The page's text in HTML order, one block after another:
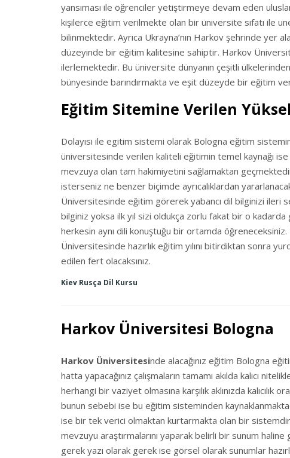
yansıması ile öğrenciler yetiştirmeye devam eden
kişilerce eğitim verilmekte olan bir üniversite sıfatı ile
bilinmektedir. Ayrıca Ukrayna’nın Harkov şehrinde yer
düzeyinde bir eğitim kalitesine sahiptir. Harkov
ilerlemektedir. Bu üniversite dünyanın çeşitli
bünyesinde barındırmakta ve eşit düzeyde bir eğitim
Eğitim Sitemine Verilen
Dolayısı ile egitim sistemi olarak Bologna eğitim
üniversitesinde verilen kaliteli eğitimin temel kaynağı
mevzuya olan tam hakimiyetini sağlamaktan
isterseniz ne benzer biçimde ayrıcalıklardan
Üniversitesinde eğitim görerek yabancı dil bilginizi ileri
bilginiz yoksa ilk yıl sizi oldukça zorlu fakat bir o
herkesin aynı dili konuştuğu bir ortamda öğreneceksiniz.
Üniversitesinde hazırlık eğitim yılını bitirdiktan sonra
edilen fert olacaksınız.
Kiev Rusça Dil Kursu
Harkov Üniversitesi Bologna
Harkov Üniversitesinde alacağınız eğitim Bologna
hatta yapacağınız çalışmaların tamamı akılda kalıcı
herhangi bir vaziyet olmasına karşılık aklınızda
bunun sebebi ise bu eğitim sisteminden
ise bir tek verici olmaktan kurtarmakta olan bir
mevzuyu araştırmalarını yaparak belirli bir sunum
gerek yazı olarak gerek ise görsel olarak sunumlar